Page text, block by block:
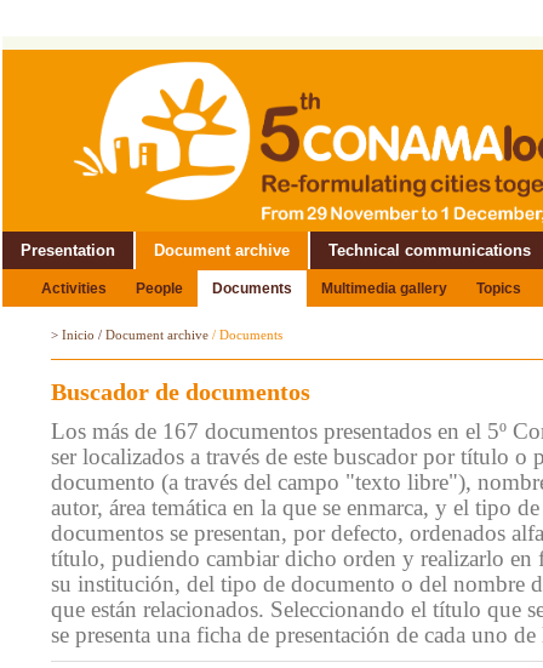
Presentation Document archive Technical communications
Activities People Documents Multimedia gallery Topics
> Inicio / Document archive / Documents
Buscador de documentos
Los más de 167 documentos presentados en el 5º
ser localizados a través de este buscador por título o
documento (a través del campo "texto libre"),
autor, área temática en la que se enmarca, y el tipo
documentos se presentan, por defecto, ordenados
título, pudiendo cambiar dicho orden y realizarlo en
su institución, del tipo de documento o del nombre
que están relacionados. Seleccionando el título que
se presenta una ficha de presentación de cada uno